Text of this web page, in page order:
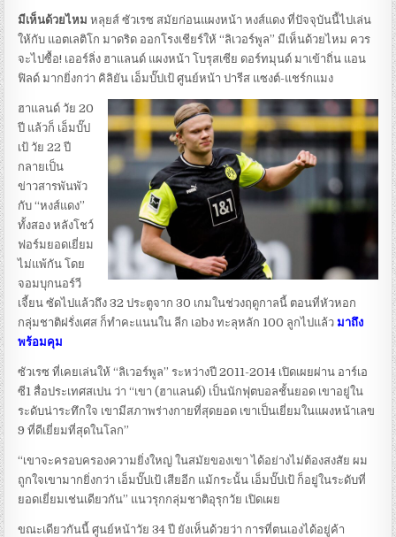
มีเห็นด้วยไหมหลุยส์ ซัวเรซ สมัยก่อนแผงหน้า หงส์แดง ที่ปัจจุบันนี้ไปเล่น
ให้กับ แอตเลติโก มาดริด ออกโรงเชียร์ให้ “ลิเวอร์พูล” มีเห็นด้วยไหม ควร
จะไปซื้อ! เออร์ลิ่ง ฮาแลนด์ แผงหน้า โบรุสเซีย ดอร์ทมุนด์ มาเข้าถิ่น แอน
ฟิลด์ มากยิ่งกว่า คิลิยัน เอ็มบั๊ปเป้ ศูนย์หน้า ปารีส แซงต์-แชร์กแมง
ฮาแลนด์ วัย 20
ปี แล้วก็ เอ็มบั๊ป
เป้ วัย 22 ปี
กลายเป็น
ข่าวสารพันพัว
กับ “หงส์แดง”
ทั้งสอง หลังโชว์
ฟอร์มยอดเยี่ยม
ไม่แพ้กัน โดย
จอมบุกนอร์วี
เจี้ยน ซัดไปแล้วถึง 32 ประตูจาก 30 เกมในช่วงฤดูกาลนี้ ตอนที่หัวหอก
กลุ่มชาติฝรั่งเศส ก็ทำคะแนนใน ลีก เอbง ทะลุหลัก 100 ลูกไปแล้วมาถึง
พร้อมคุม
ซัวเรซ ที่เคยเล่นให้ “ลิเวอร์พูล” ระหว่างปี 2011-2014 เปิดเผยผ่าน อาร์เอ
ซี1 สื่อประเทศสเปน ว่า “เขา (ฮาแลนด์) เป็นนักฟุตบอลชั้นยอด เขาอยู่ใน
ระดับน่าระทึกใจ เขามีสภาพร่างกายที่สุดยอด เขาเป็นเยี่ยมในแผงหน้าเลข
9 ที่ดีเยี่ยมที่สุดในโลก”
“เขาจะครอบครองความยิ่งใหญ่ ในสมัยของเขา ได้อย่างไม่ต้องสงสัย ผม
ถูกใจเขามากยิ่งกว่า เอ็มบั๊ปเป้ เสียอีก แม้กระนั้น เอ็มบั๊ปเป้ ก็อยู่ในระดับที่
ยอดเยี่ยมเช่นเดียวกัน” แนวรุกกลุ่มชาติอุรุกวัย เปิดเผย
ขณะเดียวกันนี้ ศูนย์หน้าวัย 34 ปี ยังเห็นด้วยว่า การที่ตนเองได้อยู่ค้า